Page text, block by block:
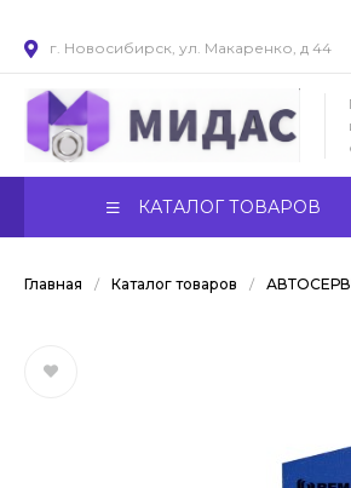
г. Новосибирск, ул. Макаренко, д 44
КАТАЛОГ ТОВАРОВ
Главная / Каталог товаров /